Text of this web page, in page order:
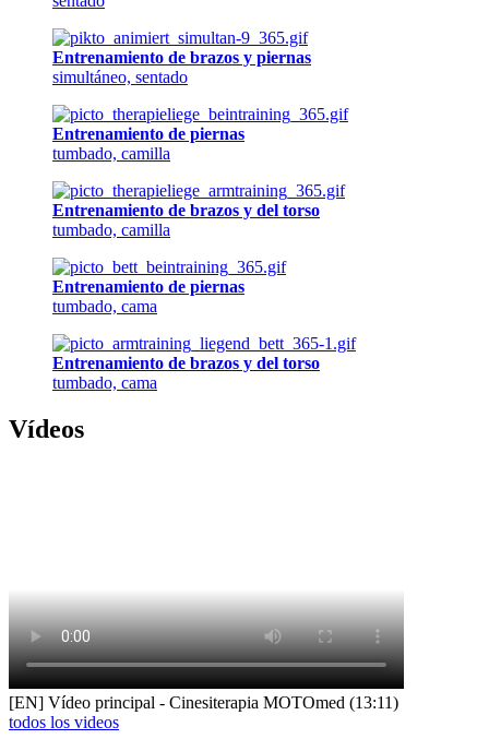
Entrenamiento de brazos y piernas
simultáneo, sentado
Entrenamiento de piernas
tumbado, camilla
Entrenamiento de brazos y del torso
tumbado, camilla
Entrenamiento de piernas
tumbado, cama
Entrenamiento de brazos y del torso
tumbado, cama
Vídeos
[EN] Vídeo principal - Cinesiterapia MOTOmed (13:11)
todos los videos